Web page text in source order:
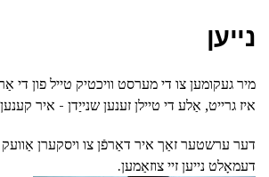
נייען
מיר געקומען צו די מערסט וויכטיק טייל פון
איז גרייט, אַלע די טיילן זענען שנייַדן - איר
דער ערשטער זאַך איר דאַרפֿן צו ויסקערן
דעמאָלט נייען זיי צוזאַמען.